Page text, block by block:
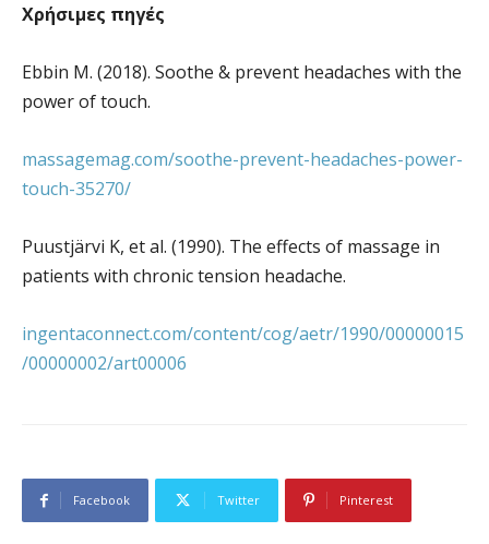
Χρήσιμες πηγές
Ebbin M. (2018). Soothe & prevent headaches with the
power of touch.
massagemag.com/soothe-prevent-headaches-power-
touch-35270/
Puustjärvi K, et al. (1990). The effects of massage in
patients with chronic tension headache.
ingentaconnect.com/content/cog/aetr/1990/00000015
/00000002/art00006
Facebook Twitter Pinterest